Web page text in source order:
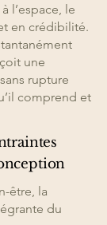
l’espace, le
en crédibilité.
une
rupture
comprend et
être, la
du